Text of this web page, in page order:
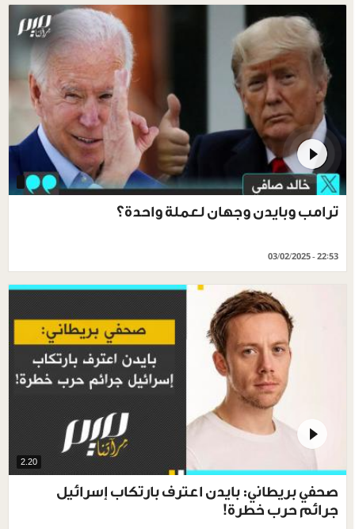
ترامب وبايدن وجهان لعملة واحدة؟
03/02/2025 - 22:53
2.20
صحفي بريطاني: بايدن اعترف بارتكاب إسرائيل
جرائم حرب خطرة!